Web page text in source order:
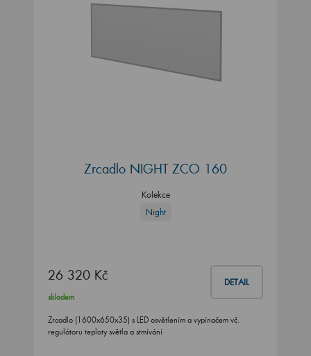
Zrcadlo NIGHT ZCO 160
Kolekce
Night
26 320 Kč DETAIL
skladem
Zrcadlo (1600x650x35) s LED osvětlením a vypínačem vč.
regulátoru teploty světla a stmívání